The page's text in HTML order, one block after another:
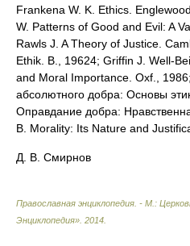
Frankena W. K. Ethics.
W. Patterns of Good and Evil: A
Rawls J. A Theory of Justice.
Ethik. B., 19624; Griffin J. Well-
and Moral Importance. Oxf.,
абсолютного добра: Основы
Оправдание добра:
B. Morality: Its Nature and
Д. В. Смирнов
Православная энциклопедия. - М.:
Энциклопедия» 2014